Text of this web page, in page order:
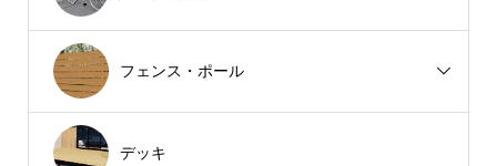
フェンス・ポール
デッキ